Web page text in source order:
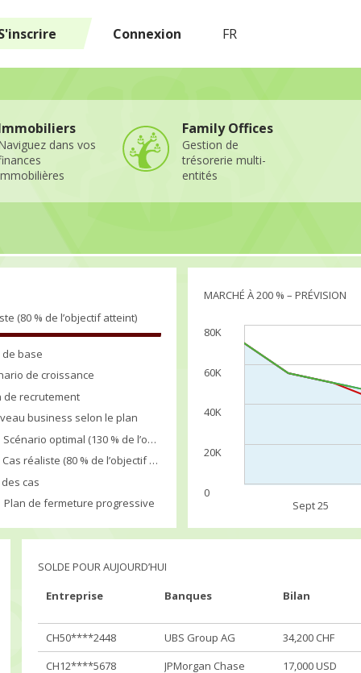
Connexion FR
dans vos
Family Offices
Gestion de
trésorerie multi-
entités
(80 % de l’objectif atteint)
de base
de croissance
de recrutement
business selon le plan
Scénario optimal (130 % de l’objectif)
Cas réaliste (80 % de l’objectif atteint)
cas
Plan de fermeture progressive
MARCHÉ À 200 % – PRÉVISION
80K
60K
40K
20K
0
Sept 25
SOLDE POUR AUJOURD’HUI
Entreprise
Banques Bilan
CH50****2448 UBS Group AG
34,200 CHF
CH12****5678
JPMorgan Chase
17,000 USD